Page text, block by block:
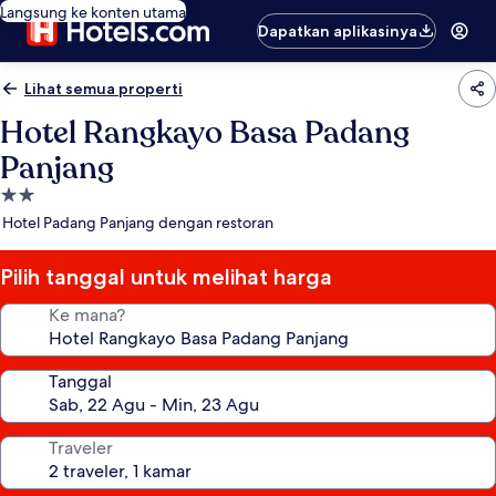
Langsung ke konten utama
Dapatkan aplikasinya
Lihat semua properti
Hotel Rangkayo Basa Padang
Panjang
Properti
bintang
Hotel Padang Panjang dengan restoran
Pilih tanggal untuk melihat harga
Ke mana?
Tanggal
Traveler